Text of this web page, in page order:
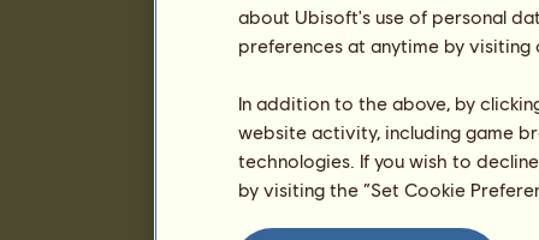
about Ubisoft's use of personal
preferences at anytime by
In addition to the above, by
website activity, including game
technologies. If you wish to
by visiting the “Set Cookie